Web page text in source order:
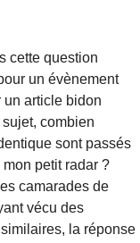
cette question
un évènement
un article bidon
combien
sont passés
petit radar ?
camarades de
vécu des
la réponse